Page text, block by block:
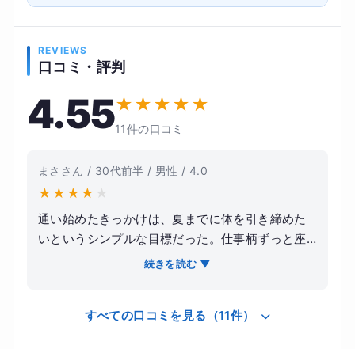
REVIEWS
口コミ・評判
4.55★★★★★
11件の口コミ
まささん / 30代前半 / 男性 / 4.0
★ ★ ★ ★ ★
通い始めたきっかけは、夏までに体を引き締めた
いというシンプルな目標だった。仕事柄ずっと座
りっぱなしで、体力の衰えも気になっていたので
ても丁寧で、フォームを細かく直してくれるのが
続きを読む ▼
すべての口コミを見る（11件）